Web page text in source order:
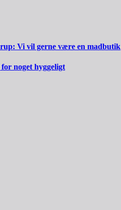
Vi vil gerne være en madbutik
noget hyggeligt